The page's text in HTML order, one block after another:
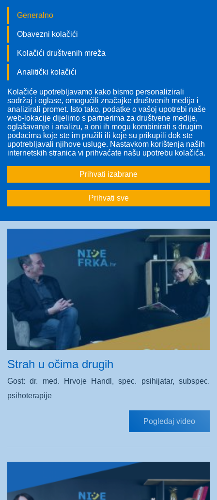
Pratite nas!
Odabrana tema: Sve teme
<< < 1 2 ... 5 6
Strah u očima drugih
Gost: dr. med. Hrvoje Handl, spec. psihijatar, subspec.
psihoterapije
Pogledaj video
Generalno
Obavezni kolačići
Kolačići društvenih mreža
Analitički kolačići
Kolačiće upotrebljavamo kako bismo personalizirali
sadržaj i oglase, omogućili značajke društvenih medija i
analizirali promet. Isto tako, podatke o vašoj upotrebi naše
web-lokacije dijelimo s partnerima za društvene medije,
oglašavanje i analizu, a oni ih mogu kombinirati s drugim
podacima koje ste im pružili ili koje su prikupili dok ste
upotrebljavali njihove usluge. Nastavkom korištenja naših
internetskih stranica vi prihvaćate našu upotrebu kolačića.
Prihvati izabrane
Prihvati sve